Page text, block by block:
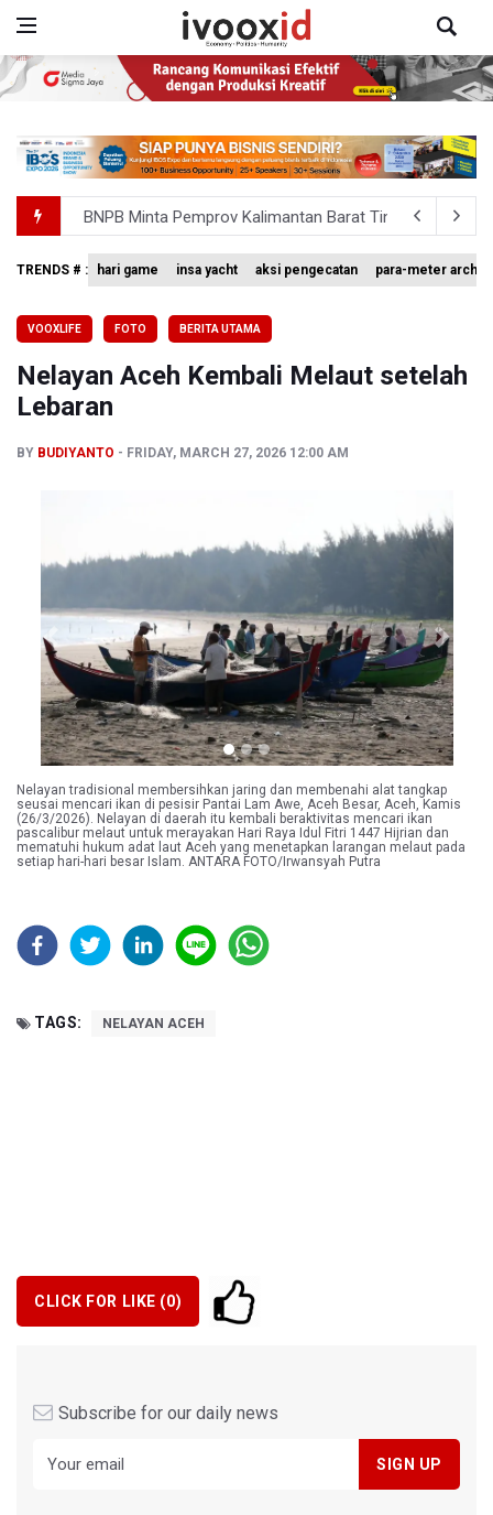
BNPB Minta Pemprov Kalimantan Barat Tinjau Kembali
Kemensos Targetkan 150 Ribu Siswa Masuk Program
Tim 9 Kejagung Periksa Febrie Adransayah sebagai
BPIP: Satu Siswa Sekolah Rakyat Jadi Calon Paskibraka
TRENDS # : hari game insa yacht aksi pengecatan para-meter
VOOXLIFE FOTO BERITA UTAMA
Nelayan Aceh Kembali Melaut setelah
Lebaran
BY BUDIYANTO FRIDAY, MARCH 27, 2026 12:00 AM
Previous Next
Nelayan tradisional membersihkan jaring dan membenahi alat tangkap
seusai mencari ikan di pesisir Pantai Lam Awe, Aceh Besar, Aceh, Kamis
(26/3/2026). Nelayan di daerah itu kembali beraktivitas mencari ikan
pascalibur melaut untuk merayakan Hari Raya Idul Fitri 1447 Hijrian dan
mematuhi hukum adat laut Aceh yang menetapkan larangan melaut pada
setiap hari-hari besar Islam. ANTARA FOTO/Irwansyah Putra
TAGS: NELAYAN ACEH
CLICK FOR LIKE (0)
Subscribe for our daily news